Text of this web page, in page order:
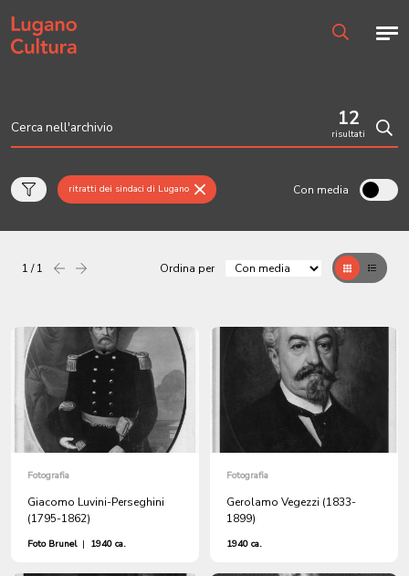
Home page
12
risultati
ritratti dei sindaci di Lugano Con media
1 / 1 Precedentesuccessiva Ordina per GrigliaTable
Fotografia
Giacomo Luvini-Perseghini
(1795-1862)
Foto Brunel | 1940 ca.
Fotografia
Gerolamo Vegezzi (1833-
1899)
1940 ca.